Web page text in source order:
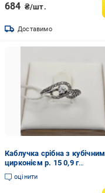
684 ₴/шт.
Доставимо
Каблучка срібна з кубічним
цирконієм р. 15 0,9 г
(3037884977)
оцінити